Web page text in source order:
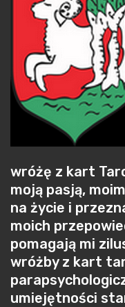
wróżę z kart
moją pasją,
na życie i
moich
pomagają mi
wróżby z kart
umiejętności